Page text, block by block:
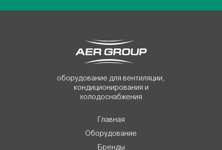
оборудование для вентиляции,
кондиционирования и
холодоснабжения
Главная
Оборудование
Бренды